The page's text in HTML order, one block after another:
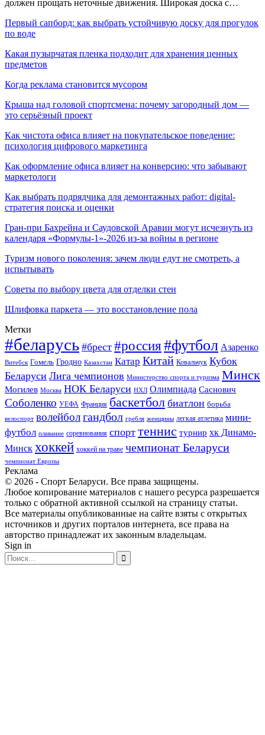
должен прощать неточные движения. Широкая доска с…
Первый сапборд: как выбрать устойчивую доску для прогулок
по воде
Какая пузырчатая пленка подходит для хранения ценных
предметов
Когда реклама становится мусором
Крыша над головой спортсмена: почему загородный дом —
это серьёзный проект
Как чистота офиса влияет на покупательское поведение:
психология цифрового маркетинга
Как оформление офиса влияет на конверсию: что забывают
маркетологи
Как выбрать подрядчика для демонтажных работ: digital-
стратегия поиска и оценки
Гран-при Бахрейна и Саудовской Аравии могут исчезнуть из
календаря «Формулы-1»-2026 из-за войны в регионе
Туризм нового поколения: зачем люди едут не смотреть, а
испытывать
Советы по выбору цвета для отделки стен
Шлифовка паркета — это восстановление пола
Метки
#беларусь #брест #россия#футбол Азаренко
Витебск Гомель Гродно Казахстан Катар Китай Ковальчук Кубок
Беларуси Лига чемпионов Министерство спорта и туризма Минск
Могилев Москва НОК Беларуси НХЛ Олимпиада Саснович
Соболенко УЕФА Франция баскетбол биатлон борьба
велоспорт волейболгандбол гребля женщины легкая атлетика мини-
футбол плавание соревнования спорт теннис турнир хк Динамо-
Минск хоккей хоккей на траве чемпионат Беларуси
чемпионат Европы
Реклама
© 2026 - Спорт Беларуси. Все права защищены.
Любое копирование материалов с нашего ресурса разрешается
только с обратной активной ссылкой на страницу статьи.
Все материалы опубликованные на сайте взяты с открытых
источников и других порталов интернета, все права на
авторство принадлежат их законным владельцам.
Sign in